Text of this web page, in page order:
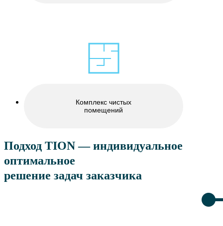
Комплекс чистых
помещений
Подход TION — индивидуальное
оптимальное
решение задач заказчика